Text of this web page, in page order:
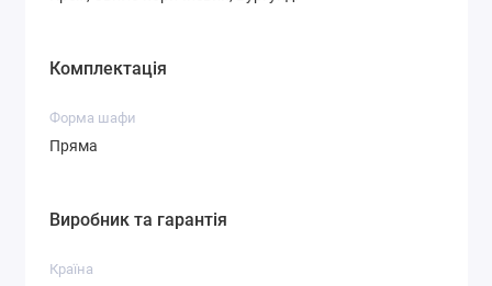
СТ-5,3
Комплектація
Форма шафи
Пряма
Виробник та гарантія
Країна